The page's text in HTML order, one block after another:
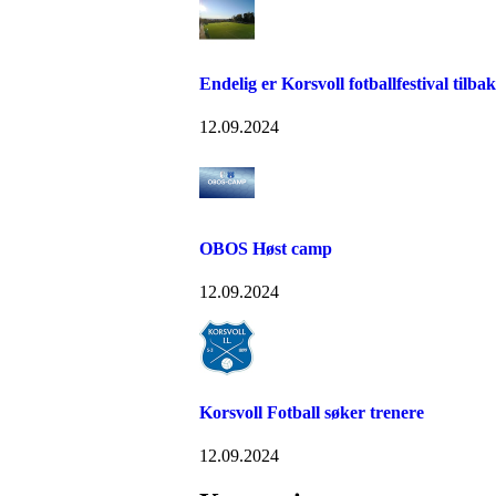
Endelig er Korsvoll fotballfestival
12.09.2024
OBOS Høst camp
12.09.2024
Korsvoll Fotball søker trenere
12.09.2024